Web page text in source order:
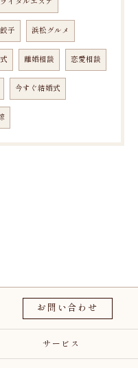
イダルエステ
子 浜松グルメ
離婚相談 恋愛相談
今すぐ結婚式
お問い合わせ
サービス